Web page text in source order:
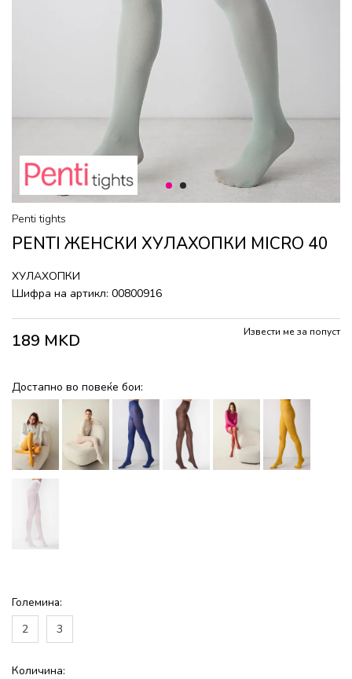
1 2
Penti tights
PENTI ЖЕНСКИ ХУЛАХОПКИ MICRO 40
ХУЛАХОПКИ
Шифра на артикл: 00800916
189 MKD Извести ме за попуст
Достапно во повеќе бои:
Големина:
2
3
Количина: